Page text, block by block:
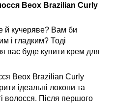
Beox Brazilian Curly
й кучеряве? Вам би
і гладким? Тоді
вас буде купити крем для
Beox Brazilian Curly
ідеальні локони та
волосся. Після першого